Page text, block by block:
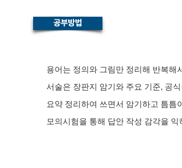
용어는 정의와 그림만 정리해 반복해
서술은 장판지 암기와 주요 기준, 공
요약 정리하여 쓰면서 암기하고 틈틈
모의시험을 통해 답안 작성 감각을